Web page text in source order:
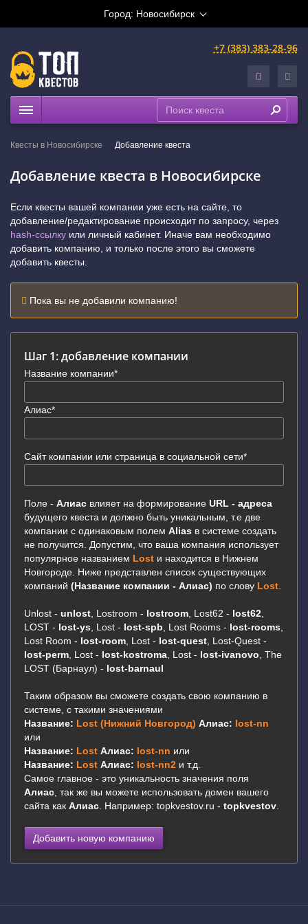
Город: Новосибирск
+7 (383) 383-28-96
Рейтинги
Сертификаты
Квесты в Новосибирске Добавление квеста
Добавление квеста в Новосибирске
Если квесты вашей компании уже есть на сайте, то
добавление/редактирование происходит по запросу, через
hash-ссылку или личный кабинет. Иначе вам необходимо
добавить компанию, и только после этого вы сможете
добавить квесты.
Пока вы не добавили компанию!
Шаг 1: добавление компании
Название компании*
Алиас*
Сайт компании или страница в социальной сети*
Поле - Алиас влияет на формирование URL - адреса
будущего квеста и должно быть уникальным, т.е две
компании с одинаковым полем Alias в системе создать
не получится. Допустим, что ваша компания использует
популярное названием Lost и находится в Нижнем
Новгороде. Ниже представлен список существующих
компаний (Название компании - Алиас) по слову Lost
Unlost - unlost , Lostroom - lostroom , Lost62 - lost62
LOST - lost-ys , Lost - lost-spb , Lost Rooms - lost-rooms
Lost Room - lost-room , Lost - lost-quest , Lost-Quest -
lost-perm , Lost - lost-kostroma , Lost - lost-ivanovo , The
LOST (Барнаул) - lost-barnaul
Таким образом вы сможете создать свою компанию в
системе, c такими значениями
Название: Lost (Нижний Новгород) Алиас: lost-nn
или
Название: Lost Алиас: lost-nn или
Название: Lost Алиас: lost-nn2 и т.д.
Cамое главное - это уникальность значения поля
Алиас , так же вы можете использовать домен вашего
сайта как Алиас . Например: topkvestov.ru - topkvestov
Добавить новую компанию